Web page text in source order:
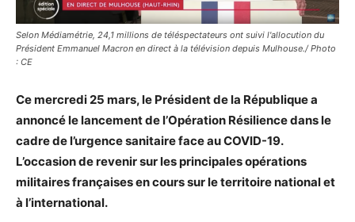
Selon Médiamétrie, 24,1 millions de téléspectateurs ont suivi l'allocution du
Président Emmanuel Macron en direct à la télévision depuis Mulhouse./ Photo
: CE
Ce mercredi 25 mars, le Président de la République a
annoncé le lancement de l’Opération Résilience dans le
cadre de l’urgence sanitaire face au COVID-19.
L’occasion de revenir sur les principales opérations
militaires françaises en cours sur le territoire national et
à l’international.